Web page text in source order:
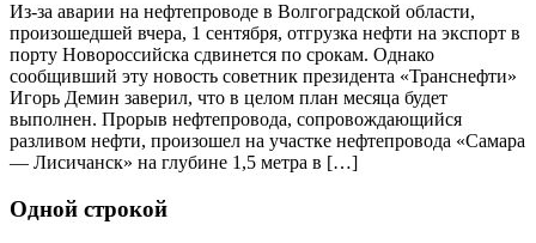
Из-за аварии на нефтепроводе в Волгоградской области,
произошедшей вчера, 1 сентября, отгрузка нефти на экспорт в
порту Новороссийска сдвинется по срокам. Однако
сообщивший эту новость советник президента «Транснефти»
Игорь Демин заверил, что в целом план месяца будет
выполнен. Прорыв нефтепровода, сопровождающийся
разливом нефти, произошел на участке нефтепровода «Самара
— Лисичанск» на глубине 1,5 метра в […]
Одной строкой